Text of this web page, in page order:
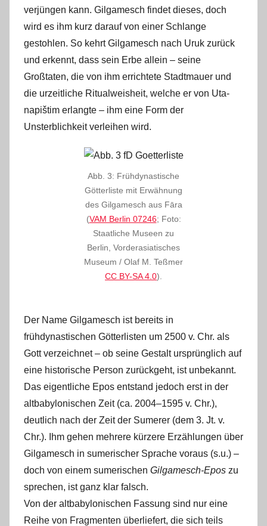
verjüngen kann. Gilgamesch findet dieses, doch
wird es ihm kurz darauf von einer Schlange
gestohlen. So kehrt Gilgamesch nach Uruk zurück
und erkennt, dass sein Erbe allein – seine
Großtaten, die von ihm errichtete Stadtmauer und
die urzeitliche Ritualweisheit, welche er von Uta-
napištim erlangte – ihm eine Form der
Unsterblichkeit verleihen wird.
Abb. 3: Frühdynastische
Götterliste mit Erwähnung
des Gilgamesch aus Fāra
(VAM Berlin 07246; Foto:
Staatliche Museen zu
Berlin, Vorderasiatisches
Museum / Olaf M. Teßmer
CC BY-SA 4.0).
Der Name Gilgamesch ist bereits in
frühdynastischen Götterlisten um 2500 v. Chr. als
Gott verzeichnet – ob seine Gestalt ursprünglich auf
eine historische Person zurückgeht, ist unbekannt.
Das eigentliche Epos entstand jedoch erst in der
altbabylonischen Zeit (ca. 2004‒1595 v. Chr.),
deutlich nach der Zeit der Sumerer (dem 3. Jt. v.
Chr.). Ihm gehen mehrere kürzere Erzählungen über
Gilgamesch in sumerischer Sprache voraus (s.u.) ‒
doch von einem sumerischen Gilgamesch-Epos zu
sprechen, ist ganz klar falsch.
Von der altbabylonischen Fassung sind nur eine
Reihe von Fragmenten überliefert, die sich teils